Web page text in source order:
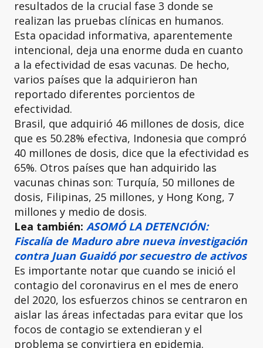
resultados de la crucial fase 3 donde se
realizan las pruebas clínicas en humanos.
Esta opacidad informativa, aparentemente
intencional, deja una enorme duda en cuanto
a la efectividad de esas vacunas. De hecho,
varios países que la adquirieron han
reportado diferentes porcientos de
efectividad.
Brasil, que adquirió 46 millones de dosis, dice
que es 50.28% efectiva, Indonesia que compró
40 millones de dosis, dice que la efectividad es
65%. Otros países que han adquirido las
vacunas chinas son: Turquía, 50 millones de
dosis, Filipinas, 25 millones, y Hong Kong, 7
millones y medio de dosis.
Lea también: ASOMÓ LA DETENCIÓN:
Fiscalía de Maduro abre nueva investigación
contra Juan Guaidó por secuestro de activos
Es importante notar que cuando se inició el
contagio del coronavirus en el mes de enero
del 2020, los esfuerzos chinos se centraron en
aislar las áreas infectadas para evitar que los
focos de contagio se extendieran y el
problema se convirtiera en epidemia.